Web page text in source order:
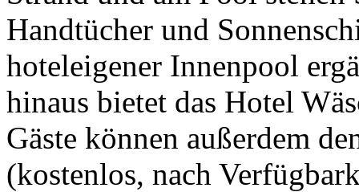
Handtücher und
hoteleigener Innenpool
hinaus bietet das Hotel
Gäste können außerdem
(kostenlos, nach